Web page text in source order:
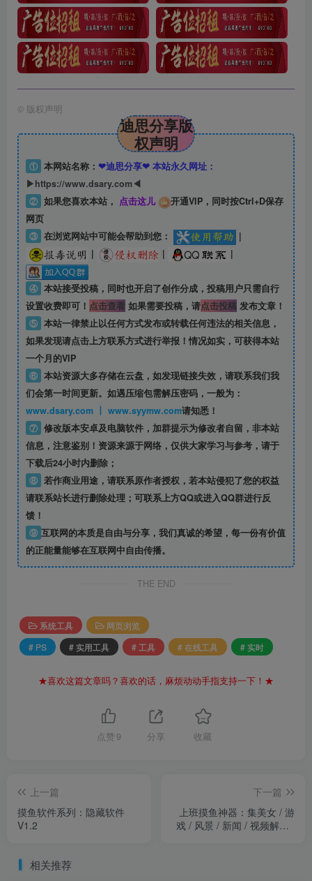
© 版权声明
迪思分享版
权声明
① 本网站名称： ❤迪思分享❤ 本站永久网址：
▶https://www.dsary.com◀
② 如果您喜欢本站， 点击这儿
开通VIP，同时按Ctrl+D保存
网页
③ 在浏览网站中可能会帮助到您：
|
|
| |
④ 本站接受投稿，同时也开启了创作分成，投稿用户只需自行
设置收费即可！ 点击查看如果需要投稿，请点击投稿发布文章！
⑤ 本站一律禁止以任何方式发布或转载任何违法的相关信息，
如果发现请点击上方联系方式进行举报！情况如实，可获得本站
一个月的VIP
⑥ 本站资源大多存储在云盘，如发现链接失效，请联系我们我
们会第一时间更新。如遇压缩包需解压密码，一般为：
www.dsary.com 丨 www.syymw.com请知悉！
⑦ 修改版本安卓及电脑软件，加群提示为修改者自留， 非本站
信息，注意鉴别！资源来源于网络，仅供大家学习与参考，请于
下载后24小时内删除；
⑧ 若作商业用途，请联系原作者授权，若本站侵犯了您的权益
请联系站长进行删除处理；可联系上方QQ或进入QQ群进行反
馈！
⑨ 互联网的本质是自由与分享，我们真诚的希望，每一份有价值
的正能量能够在互联网中自由传播。
THE END
系统工具
网页浏览
# PS
# 实用工具 # 工具 # 在线工具 # 实时
★喜欢这篇文章吗？喜欢的话，麻烦动动手指支持一下！★
点赞 9 分享 收藏
上一篇
摸鱼软件系列：隐藏软件
V1.2
下一篇
上班摸鱼神器：集美女 / 游
戏 / 风景 / 新闻 / 视频解析 /
相关推荐